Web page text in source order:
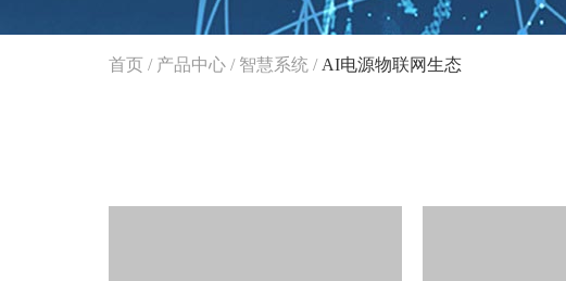
首页 / 产品中心 / 智慧系统 / AI电源物联网生态